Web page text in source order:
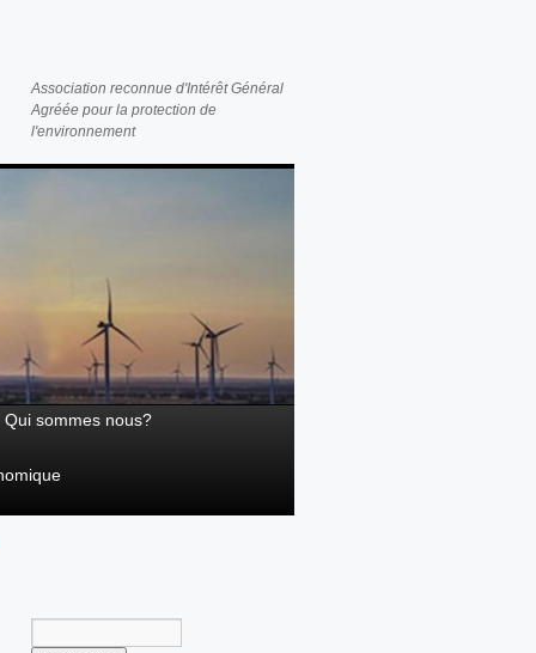
Association reconnue d'Intérêt Général
Agréée pour la protection de
l'environnement
Qui sommes nous?